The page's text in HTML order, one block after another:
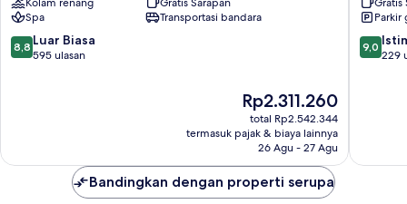
San
Marco
Evangelista
Spa
Transportasi bandara
8.8
dari
8,8 Luar Biasa
595 ulasan
Harga
sekarang
Rp2.311.260
Rp2.311.260
total Rp2.542.344
termasuk pajak & biaya lainnya
26 Agu - 27 Agu
Parkir
9.0
dari
9,0
229
Bandingkan dengan properti serupa